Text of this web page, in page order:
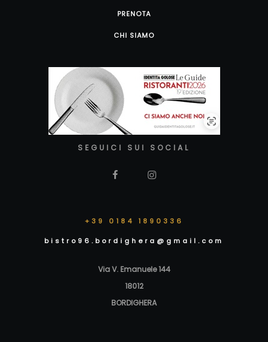
PRENOTA
CHI SIAMO
SEGUICI SUI SOCIAL
+39 0184 1890336
bistro96.bordighera@gmail.com
Via V. Emanuele 144
18012
BORDIGHERA